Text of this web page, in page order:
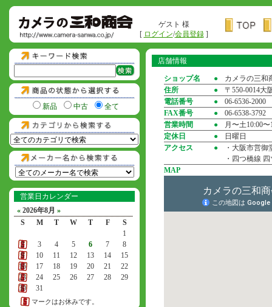
ゲスト 様
[ ログイン/会員登録]
新品 中古 全て
営業日カレンダー
« 2026年8月 »
S
M T W T F
S
1
2
3 4 5 6 7
8
9
10 11 12 13 14
15
16
17 18 19 20 21
22
23
24 25 26 27 28
29
30
31
マークはお休みです。
店舗情報
ショップ名 ●
カメラの三和
住所
●
〒550-0014大
電話番号
●
06-6536-2000
FAX番号
●
06-6538-3792
営業時間
●
月〜土10:00
定休日
●
日曜日
アクセス
●
・大阪市営
・四つ橋線
MAP